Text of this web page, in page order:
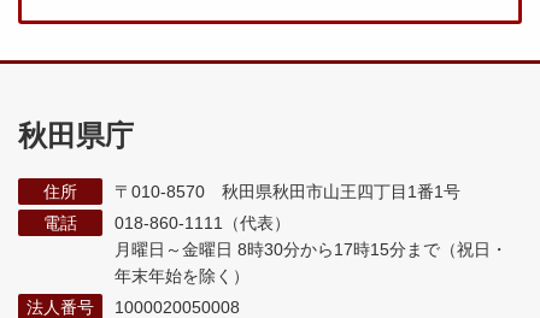
秋田県庁
住所
〒010-8570 秋田県秋田市山王四丁目1番1号
電話
018-860-1111（代表）
月曜日～金曜日 8時30分から17時15分まで （祝日・
年末年始を除く）
法人番号
1000020050008